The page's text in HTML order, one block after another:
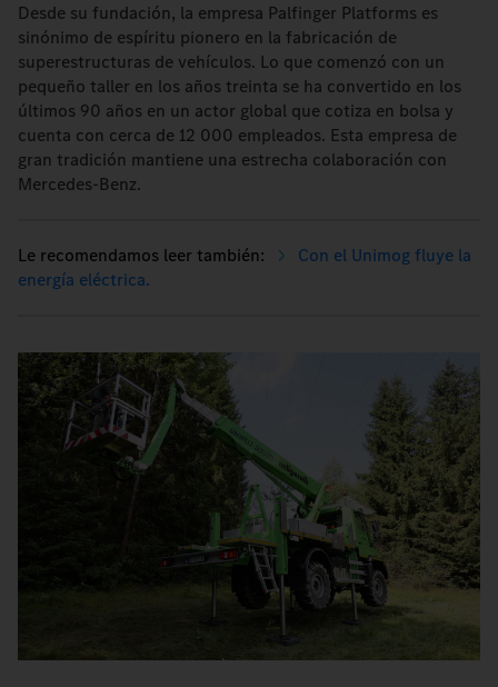
Desde su fundación, la empresa Palfinger Platforms es
sinónimo de espíritu pionero en la fabricación de
superestructuras de vehículos. Lo que comenzó con un
pequeño taller en los años treinta se ha convertido en los
últimos 90 años en un actor global que cotiza en bolsa y
cuenta con cerca de 12 000 empleados. Esta empresa de
gran tradición mantiene una estrecha colaboración con
Mercedes-Benz.
Con el Unimog fluye la
energía eléctrica.